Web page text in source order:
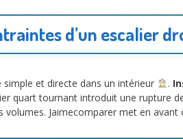
d’un escalier
et directe dans un intérieur .
quart tournant introduit une rupture
Jaimecomparer met en